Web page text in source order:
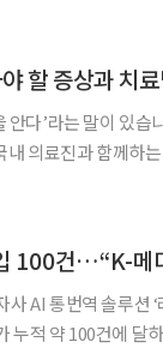
할 증상과 치
다’라는 말이 있습
의료진과 함께하
100건…“K-메
사 AI 통번역 솔루션
적 약 100건에 달